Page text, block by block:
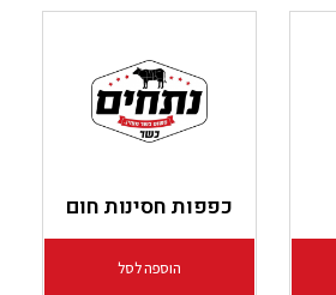
כפפות חסינות חום
הוספה לסל